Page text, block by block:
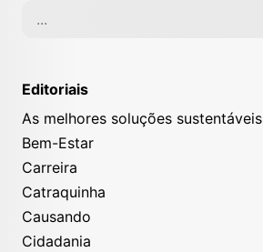
Editoriais
As melhores soluções sustentáveis
Bem-Estar
Carreira
Catraquinha
Causando
Cidadania